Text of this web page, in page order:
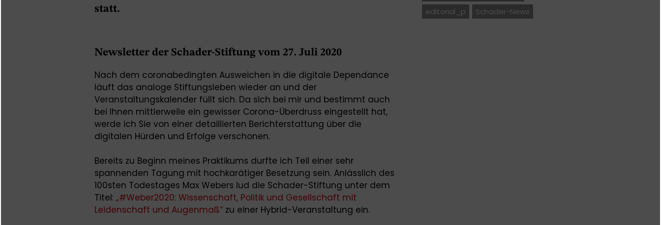
statt.
Newsletter der Schader-Stiftung vom 27. Juli 2020
Nach dem coronabedingten Ausweichen in die digitale Dependance
läuft das analoge Stiftungsleben wieder an und der
Veranstaltungskalender füllt sich. Da sich bei mir und bestimmt auch
bei Ihnen mittlerweile ein gewisser Corona-Überdruss eingestellt hat,
werde ich Sie von einer detaillierten Berichterstattung über die
digitalen Hürden und Erfolge verschonen.
Bereits zu Beginn meines Praktikums durfte ich Teil einer sehr
spannenden Tagung mit hochkarätiger Besetzung sein. Anlässlich des
100sten Todestages Max Webers lud die Schader-Stiftung unter dem
Titel: „#Weber2020: Wissenschaft, Politik und Gesellschaft mit
Leidenschaft und Augenmaß“ zu einer Hybrid-Veranstaltung ein.
editorial_p
Schader-News